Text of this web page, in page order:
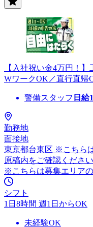
【入社祝い金4万円！
WワークOK／直行直帰
警備スタッフ 日給
勤務地
面接地
東京都台東区 ※こちら
原稿内をご確認ください
※こちらは募集エリアの
シフト
1日8時間 週1日からOK
未経験OK